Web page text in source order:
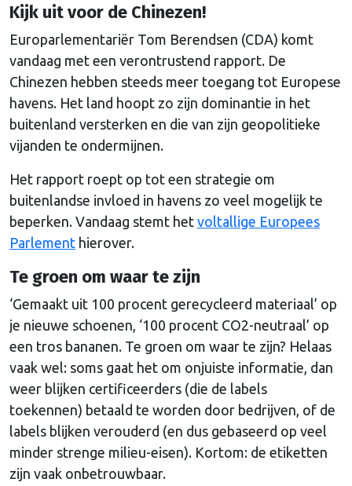
Kijk uit voor de Chinezen!
Europarlementariër Tom Berendsen (CDA) komt
vandaag met een verontrustend rapport. De
Chinezen hebben steeds meer toegang tot Europese
havens. Het land hoopt zo zijn dominantie in het
buitenland versterken en die van zijn geopolitieke
vijanden te ondermijnen.
Het rapport roept op tot een strategie om
buitenlandse invloed in havens zo veel mogelijk te
beperken. Vandaag stemt het voltallige Europees
Parlement hierover.
Te groen om waar te zijn
‘Gemaakt uit 100 procent gerecycleerd materiaal’ op
je nieuwe schoenen, ‘100 procent CO2-neutraal’ op
een tros bananen. Te groen om waar te zijn? Helaas
vaak wel: soms gaat het om onjuiste informatie, dan
weer blijken certificeerders (die de labels
toekennen) betaald te worden door bedrijven, of de
labels blijken verouderd (en dus gebaseerd op veel
minder strenge milieu-eisen). Kortom: de etiketten
zijn vaak onbetrouwbaar.